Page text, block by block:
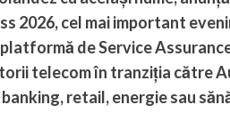
2026, cel mai important
de Service
telecom în tranziția către
retail, energie sau